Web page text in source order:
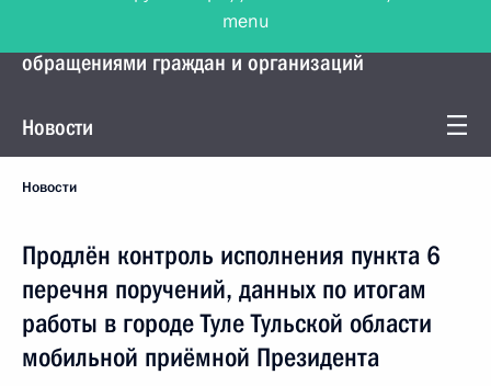
Управление Президента по работе с
обращениями граждан и организаций
Новости
Новости
Продлён контроль исполнения пункта 6
перечня поручений, данных по итогам
работы в городе Туле Тульской области
мобильной приёмной Президента
menu